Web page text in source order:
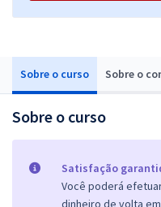
Sobre o curso Sobre o
Sobre o curso
Satisfação
Você poderá
dinheiro de volta